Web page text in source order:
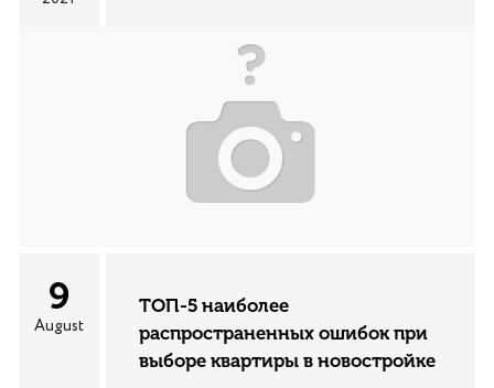
9
August
ТОП-5 наиболее
распространенных ошибок при
выборе квартиры в новостройке